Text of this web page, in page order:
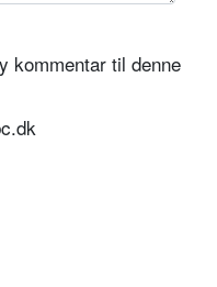
kommentar til denne